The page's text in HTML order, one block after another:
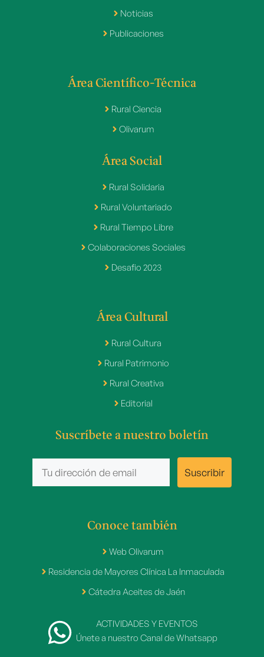
Noticias
Publicaciones
Área Científico-Técnica
Rural Ciencia
Olivarum
Área Social
Rural Solidaria
Rural Voluntariado
Rural Tiempo Libre
Colaboraciones Sociales
Desafio 2023
Área Cultural
Rural Cultura
Rural Patrimonio
Rural Creativa
Editorial
Suscríbete a nuestro boletín
Conoce también
Web Olivarum
Residencia de Mayores Clínica La Inmaculada
Cátedra Aceites de Jaén
ACTIVIDADES Y EVENTOS
Únete a nuestro Canal de Whatsapp